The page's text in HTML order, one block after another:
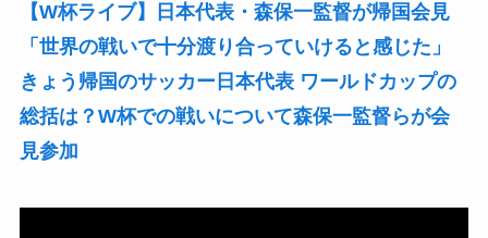
【W杯ライブ】日本代表・森保一監督が帰国会見
「世界の戦いで十分渡り合っていけると感じた」
きょう帰国のサッカー日本代表 ワールドカップの
総括は？W杯での戦いについて森保一監督らが会
見参加